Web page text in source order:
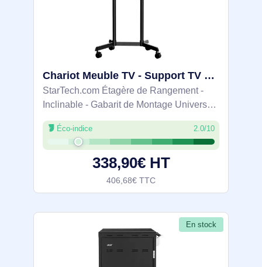
Chariot Meuble TV - Support TV sur Roulettes Portable pour Écrans VESA 37-70" (70kg) - Pied TV avec - MBLTVSTNDEC
StarTech.com Étagère de Rangement -
Inclinable - Gabarit de Montage Universel
Télévision. Capacité de charge maximale:
70 kg, Taille minimale de l'écran: 94 cm
(37"), Taille maximale de l’écran:
Éco-indice 2.0/10
338,90€ HT
406,68€ TTC
En stock